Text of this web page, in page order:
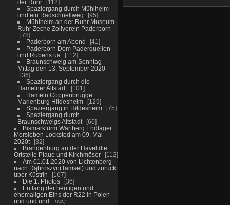
der Ruhr
112
Spaziergang durch Mühlheim
und ein Radschnellweg
95
Mühlheim an der Ruhr Museum
Ruhr Zeche Zollverein Paderborn
78
Paderborn am Abend
41
Paderborn Dom Paderquellen
und Rubens ua
112
Braunschweig am Sonntag
Mittag den 13. September 2020
36
Spaziergang durch die
Hamelner Altstadt
101
Hameln Coppenbrügge
Marienburg Hildesheim
129
Spaziergang in Hildesheim
75
Spaziergang durch
Braunschweigs Altstadt
66
Bismarkturm Wartberg Endlager
Morsleben Locksted am 09. Mai
2020t
32
Brandenburg an der Havel die
Ortsteile Plaue und Kirchmöser
112
Am 01.01.2020 von Lichtenberg
nach Dąbroszyn(Tamsel) und zurück
über Küstrin
167
Die 1. Photos
36
Entlang der heutigen und
ehemaligen Eins der R22 in Polen
und und und.
140